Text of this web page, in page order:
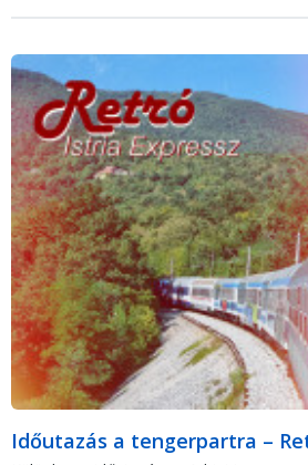
Időutazás a tengerpartra –